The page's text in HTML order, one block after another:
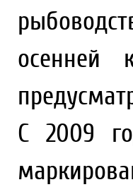
осенней
С 2009